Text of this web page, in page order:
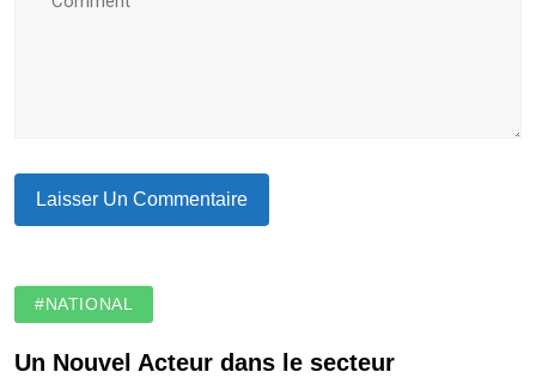
#NATIONAL
Un Nouvel Acteur dans le secteur